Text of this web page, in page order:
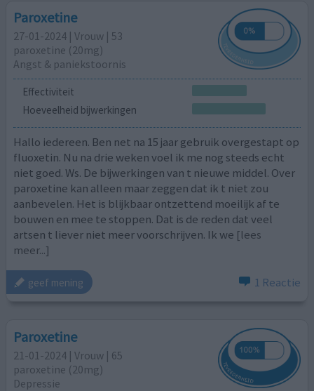
Paroxetine
27-01-2024 | Vrouw | 53
paroxetine (20mg)
Angst & paniekstoornis
Effectiviteit
Hoeveelheid bijwerkingen
Hallo iedereen. Ben net na 15 jaar gebruik overgestapt op
fluoxetin. Nu na drie weken voel ik me nog steeds echt
niet goed. Ws. De bijwerkingen van t nieuwe middel. Over
paroxetine kan alleen maar zeggen dat ik t niet zou
aanbevelen. Het is blijkbaar ontzettend moeilijk af te
bouwen en mee te stoppen. Dat is de reden dat veel
artsen t liever niet meer voorschrijven. Ik we [lees
meer...]
geef mening 1 Reactie
Paroxetine
21-01-2024 | Vrouw | 65
paroxetine (20mg)
Depressie